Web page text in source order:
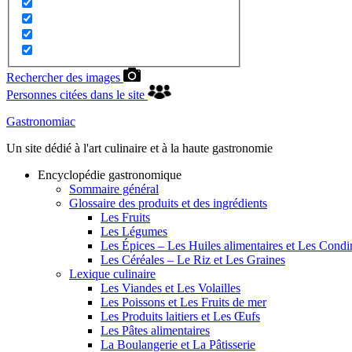
Rechercher des images
Personnes citées dans le site
Gastronomiac
Un site dédié à l'art culinaire et à la haute gastronomie
Encyclopédie gastronomique
Sommaire général
Glossaire des produits et des ingrédients
Les Fruits
Les Légumes
Les Épices – Les Huiles alimentaires et Les
Les Céréales – Le Riz et Les Graines
Lexique culinaire
Les Viandes et Les Volailles
Les Poissons et Les Fruits de mer
Les Produits laitiers et Les Œufs
Les Pâtes alimentaires
La Boulangerie et La Pâtisserie